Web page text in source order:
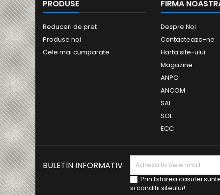
PRODUSE
Reduceri de pret
Produse noi
Cele mai cumparate
FIRMA
Despre Noi
Contacteaza-ne
Harta site-ului
Magazine
ANPC
ANCOM
SAL
SOL
ECC
BULETIN INFORMATIV
Prin bifarea casutei
si conditii siteului!